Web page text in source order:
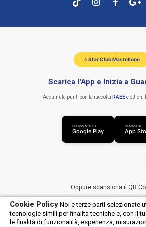
Cookie PolicyNoi e terze parti selezionate
tecnologie simili per finalità tecniche e, con il
le finalità di funzionalità, esperienza,
⭐ Star Club Mastellone
Scarica l'App e Inizia a
Accumula punti con la raccolta RAEEe ottieni
Disponibile su
Google Play
Scarica su
App
Oppure scansiona il QR